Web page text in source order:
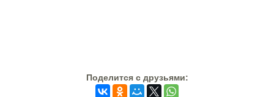
Поделится c друзьями: